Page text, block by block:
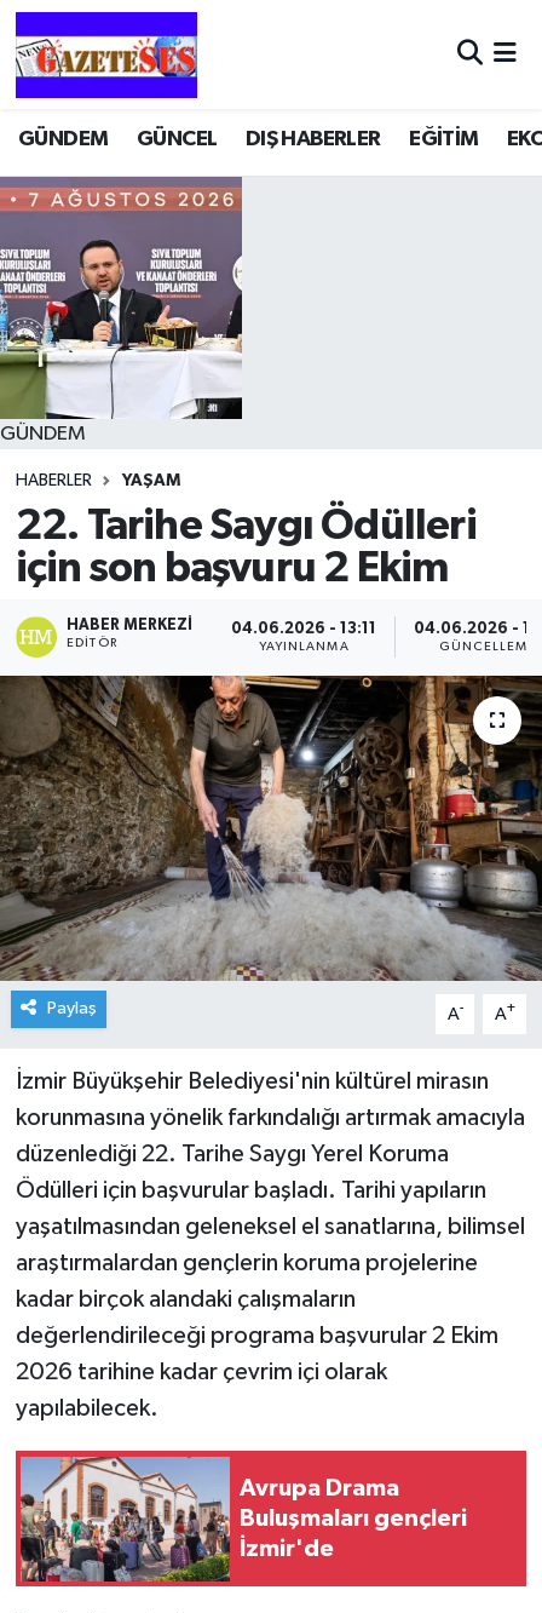
GÜNDEM GÜNCEL DIŞ HABERLER EĞİTİM
GÜNDEM
HABERLER YAŞAM
22. Tarihe Saygı Ödülleri
için son başvuru 2 Ekim
HABER MERKEZI
EDITÖR
04.06.2026 - 13:11
YAYINLANMA
04.06.2026 -
GÜNCELLEME
Paylaş A- A+
İzmir Büyükşehir Belediyesi'nin kültürel mirasın
korunmasına yönelik farkındalığı artırmak amacıyla
düzenlediği 22. Tarihe Saygı Yerel Koruma
Ödülleri için başvurular başladı. Tarihi yapıların
yaşatılmasından geleneksel el sanatlarına, bilimsel
araştırmalardan gençlerin koruma projelerine
kadar birçok alandaki çalışmaların
değerlendirileceği programa başvurular 2 Ekim
2026 tarihine kadar çevrim içi olarak
yapılabilecek.
Avrupa Drama
Buluşmaları gençleri
İzmir'de